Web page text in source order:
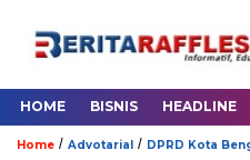
HOME BISNIS HEADLINE
Home / Advotarial / DPRD Kota